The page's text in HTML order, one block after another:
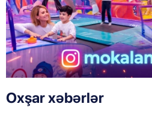
Oxşar xəbərlər